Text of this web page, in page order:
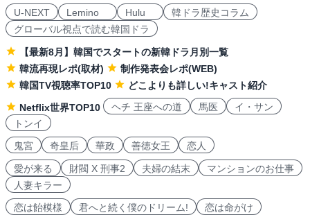
U-NEXT
Lemino Hulu
韓ドラ歴史コラム
グローバル視点で読む韓国ドラ
【最新8月】韓国でスタートの新韓ドラ月別一覧
韓流再現レポ(取材)
制作発表会レポ(WEB)
韓国TV視聴率TOP10
どこよりも詳しい!キャスト紹介
Netflix世界TOP10
ヘチ 王座への道 馬医
イ・サン
トンイ
鬼宮
奇皇后 華政 善徳女王 恋人
愛が来る 財閥 X 刑事2 夫婦の結末
マンションのお仕事
人妻キラー
恋は飴模様
君へと続く僕のドリーム! 恋は命がけ